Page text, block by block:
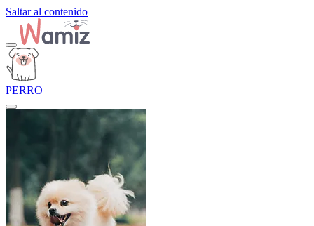
Saltar al contenido
PERRO